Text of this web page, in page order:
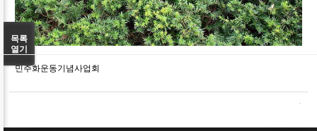
민주화운동기념사업회
목록
열기